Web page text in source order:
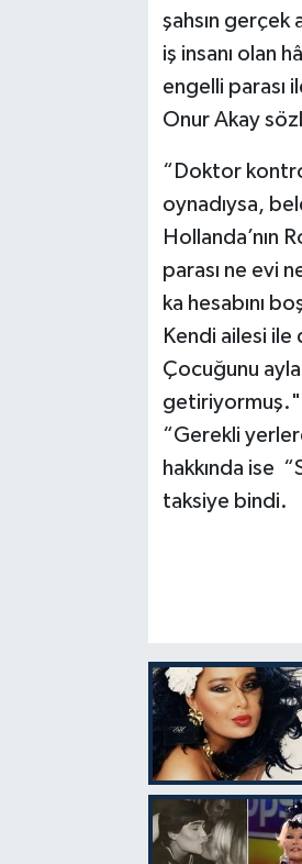
şahsın gerçek
iş insanı olan
engelli parası
Onur Akay
“Doktor
oynadıysa,
Hollanda’nın
parası ne evi
ka hesabını
Kendi ailesi
Çocuğunu
getiriyormuş."
“Gerekli
hakkında ise
taksiye bindi.